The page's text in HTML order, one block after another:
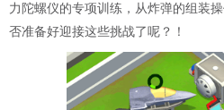
力陀螺仪的专项训练，从炸弹的组装
否准备好迎接这些挑战了呢？！